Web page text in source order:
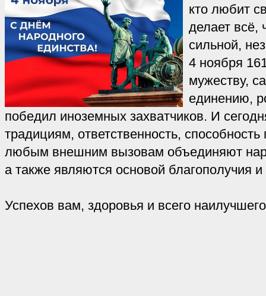
кто любит
делает всё,
сильной,
4 ноября
мужеству,
единению,
победил иноземных захватчиков. И
традициям, ответственность, способность
любым внешним вызовам объединяют
а также являются основой благополучия
Успехов вам, здоровья и всего